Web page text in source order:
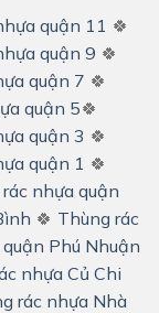
quận 11 🍀
quận 9 🍀
quận 7 🍀
quận 5🍀
quận 3 🍀
quận 1 🍀
nhựa quận
🍀 Thùng rác
Phú Nhuận
nhựa Củ Chi
rác nhựa Nhà